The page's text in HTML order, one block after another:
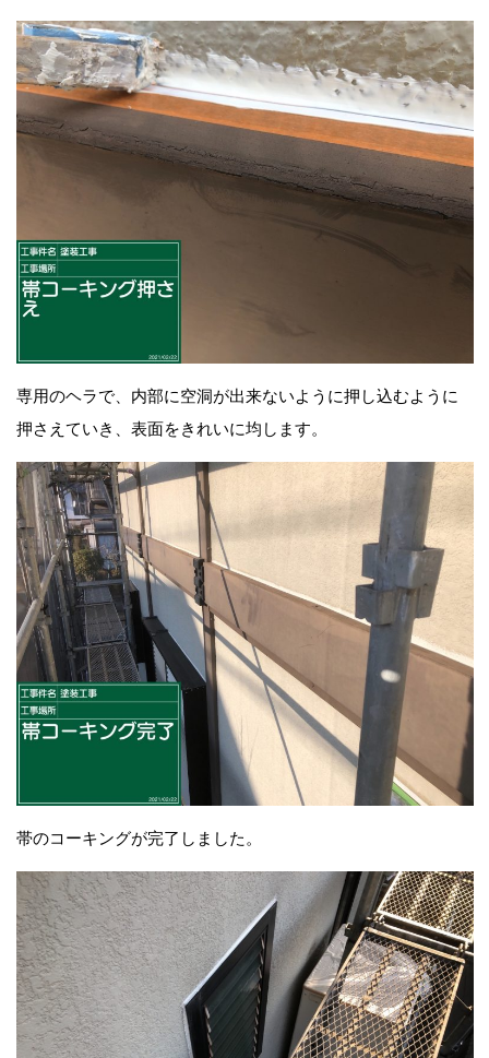
専用のヘラで、内部に空洞が出来ないように押し込むように
押さえていき、表面をきれいに均します。
帯のコーキングが完了しました。